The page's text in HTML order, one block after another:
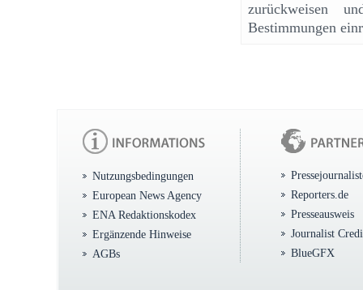
zurückweisen
Bestimmungen
Nutzungsbedingungen
European News Agency
ENA Redaktionskodex
Ergänzende Hinweise
AGBs
Reporters.de
Presseausweis
Journalist
BlueGFX